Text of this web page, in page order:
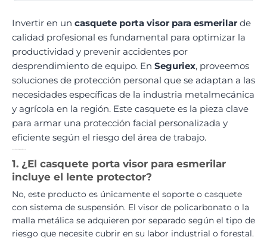
Invertir en un casquete porta visor para esmerilar de
calidad profesional es fundamental para optimizar la
productividad y prevenir accidentes por
desprendimiento de equipo. En Seguriex, proveemos
soluciones de protección personal que se adaptan a las
necesidades específicas de la industria metalmecánica
y agrícola en la región. Este casquete es la pieza clave
para armar una protección facial personalizada y
eficiente según el riesgo del área de trabajo.
1. ¿El casquete porta visor para esmerilar
incluye el lente protector?
No, este producto es únicamente el soporte o casquete
con sistema de suspensión. El visor de policarbonato o la
malla metálica se adquieren por separado según el tipo de
riesgo que necesite cubrir en su labor industrial o forestal.